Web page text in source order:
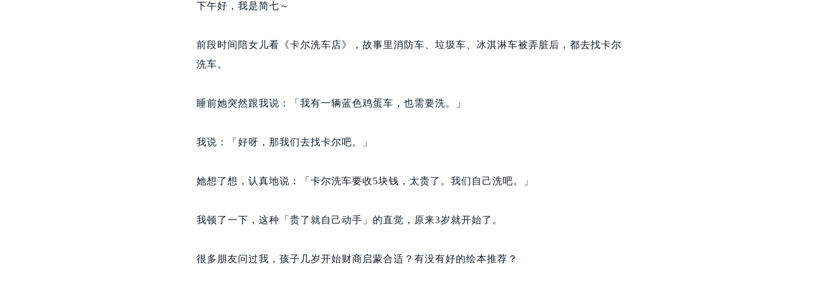
下午好，我是简七～
前段时间陪女儿看《卡尔洗车店》，故事里消防车、垃圾车、冰淇淋车被弄脏后，都去找卡尔
洗车。
睡前她突然跟我说：「我有一辆蓝色鸡蛋车，也需要洗。」
我说：「好呀，那我们去找卡尔吧。」
她想了想，认真地说：「卡尔洗车要收5块钱，太贵了。我们自己洗吧。」
我顿了一下，这种「贵了就自己动手」的直觉，原来3岁就开始了。
很多朋友问过我，孩子几岁开始财商启蒙合适？有没有好的绘本推荐？